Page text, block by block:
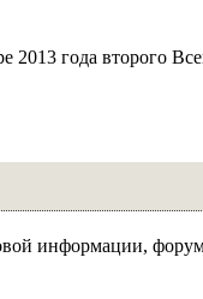
года второго
информации,